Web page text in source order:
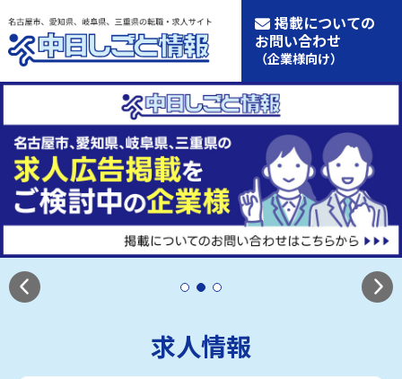
掲載についての
お問い合わせ
（企業様向け）
求人情報